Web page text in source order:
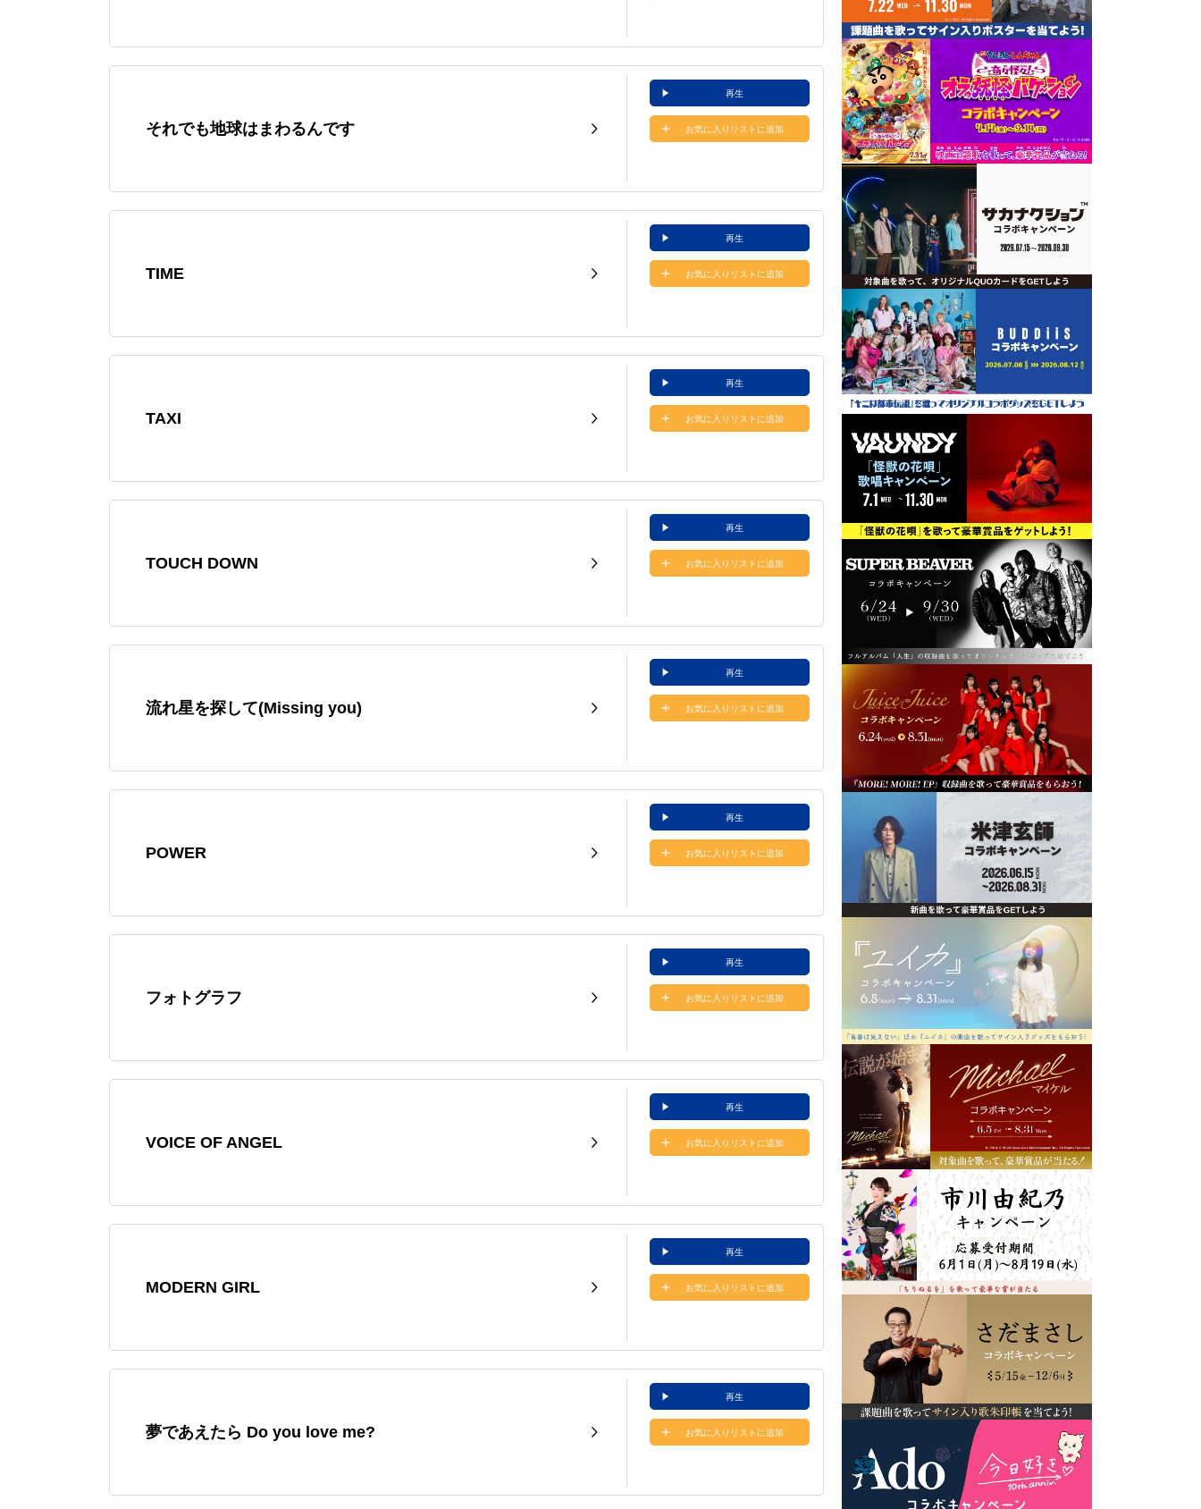
それでも地球はまわるんです
再生
お気に入りリストに追加
TIME
再生
お気に入りリストに追加
TAXI
再生
お気に入りリストに追加
TOUCH DOWN
再生
お気に入りリストに追加
流れ星を探して(Missing you)
再生
お気に入りリストに追加
POWER
再生
お気に入りリストに追加
フォトグラフ
再生
お気に入りリストに追加
VOICE OF ANGEL
再生
お気に入りリストに追加
MODERN GIRL
再生
お気に入りリストに追加
夢であえたら Do you love me?
再生
お気に入りリストに追加